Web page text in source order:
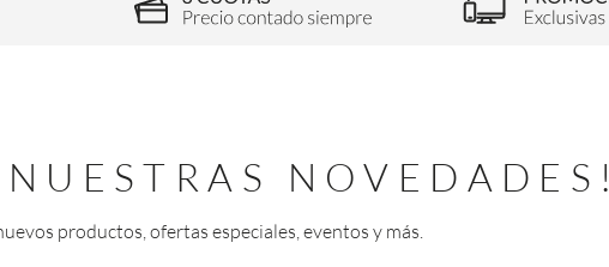
NOVEDADES!
productos, ofertas especiales, eventos y más.